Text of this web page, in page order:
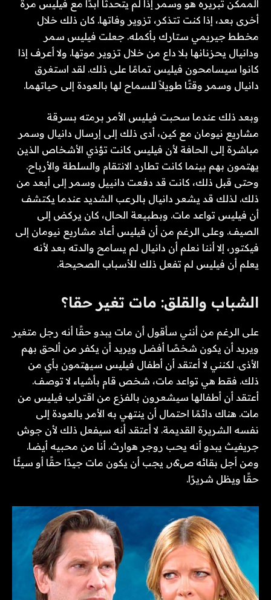
الممكن تبريره هو وسمر إذا لم يتحدثا أبدًا مع فيليس مرة
أخرى بعد، إذا كنت تتذكر، تزوير وفاتها. كان ذلك خلال
مخطط جيريمي ستارك بأكمله. جعلت فيليس سمر
ودانيال يحزنانها بلا داع من خلال تزوير موتها. ولا أعرف إذا
كانوا سيسامحون فيليس تمامًا على ذلك. لقد استغرق
دانيال وسمر وقتًا طويلاً للسماح لها بالعودة إلى حياتهما.
وبعد ذلك عندما سحبت فيليس الأمر برمته بسرقة
مشاريع نيومان مع كين، أدى ذلك إلى إرسال دانيال وسمر
مباشرة إلى الحافة لأن فيليس كانت تؤذي الأشخاص الذين
يهتمون بهم بينما كانت تطارد الانتقام والسلطة والأرباح.
وحتى قبل ذلك، كانت قد دفعت دانييل وسمر إلى أبعد من
ذلك. لذلك قد يشعر دانيال بالرعب الشديد عندما يكتشف
أن فيليس تواعد مات. وبطبيعة الحال، كان يركض إلى
الصيف. وعلى الرغم من أن فيليس أعاد مشاريع نيومان إلى
فيكتور، إلا أننا نعلم أن دانيال لم يسامح والدته بعد لأنه
يعلم أن فيليس لم تفعل ذلك للأسباب الصحيحة.
الشباب والقلق: مات تغير حقا؟
على الرغم من أنني سأقول أن مات يبدو حقًا أنه رجل متغير
ويريد أن يكون شخصًا أفضل ويريد أن يكفر من ألحق بهم
الأذى. لكنني لا أعتقد أن أطفال فيليس سيهتمون بأي من
ذلك. فقط هي تواعد مات، شخص قام بأشياء لا توصف.
أعتقد أن أطفالها سيشعرون بالفزع من اقتراب فيليس من
مات. هناك دائمًا احتمال أن ينتهي به الأمر بالعودة إلى
نفسه الشريرة القديمة. لا أعتقد أنه سيفعل ذلك لأن جوش
جريفيث يبدو أنه يحب روجر هوارث. أنا من محبيه أيضا.
ومن أجل بقائه ص&ر, يجب أن يكون مات جيدًا حقًا أو سيئًا
حقًا ويظل شريرًا.